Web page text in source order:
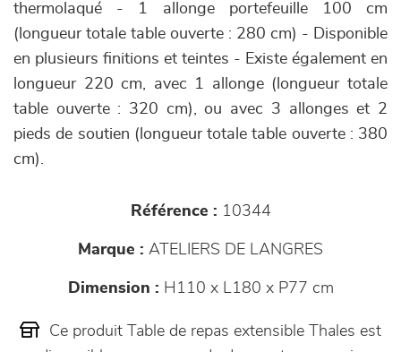
thermolaqué - 1 allonge portefeuille 100 cm
(longueur totale table ouverte : 280 cm) - Disponible
en plusieurs finitions et teintes - Existe également en
longueur 220 cm, avec 1 allonge (longueur totale
table ouverte : 320 cm), ou avec 3 allonges et 2
pieds de soutien (longueur totale table ouverte : 380
cm).
Référence : 10344
Marque : ATELIERS DE LANGRES
Dimension : H110 x L180 x P77 cm
Ce produit Table de repas extensible Thales est